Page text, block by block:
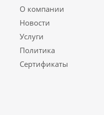
О компании
Новости
Услуги
Политика
Сертификаты